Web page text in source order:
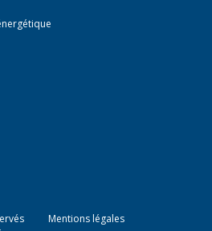
Mentions légales